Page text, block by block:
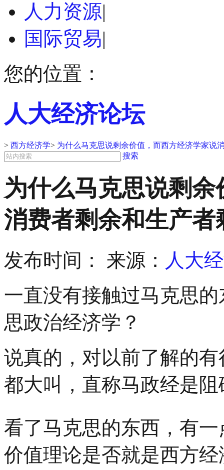
人力资源|
国际贸易|
您的位置：
人大经济论坛
> 西方经济学> 为什么马克思说剩余价值，而西方经济学家说
搜索
为什么马克思说剩
消费者剩余和生产者
发布时间： 来源： 人大
一直没有接触过马克思
思政治经济学？
说真的，对以前了解的
都大叫，直称马政经是
看了马克思的东西，有
价值理论是否就是西方